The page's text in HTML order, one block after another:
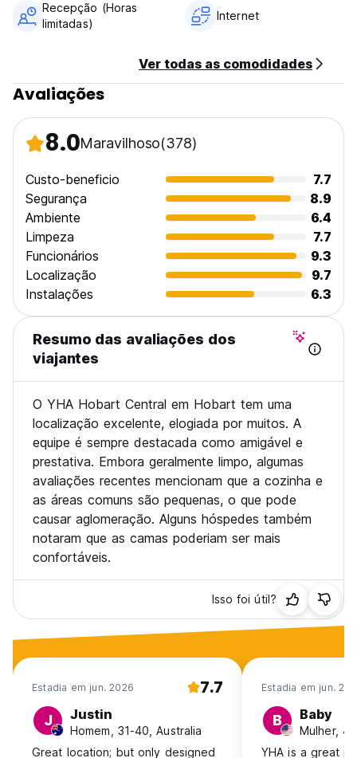
Recepção (Horas
limitadas)
Internet
Ver todas as comodidades
Avaliações
8.0Maravilhoso(378)
Custo-beneficio
7.7
Segurança
8.9
Ambiente
6.4
Limpeza
7.7
Funcionários
9.3
Localização
9.7
Instalações
6.3
Resumo das avaliações dos
viajantes
O YHA Hobart Central em Hobart tem uma
localização excelente, elogiada por muitos. A
equipe é sempre destacada como amigável e
prestativa. Embora geralmente limpo, algumas
avaliações recentes mencionam que a cozinha e
as áreas comuns são pequenas, o que pode
causar aglomeração. Alguns hóspedes também
notaram que as camas poderiam ser mais
confortáveis.
Isso foi útil?
Estadia em jun. 2026 7.7
J Justin
Homem, 31-40, Australia
Great location; but only designed
Estadia em jun.
B Baby
Mulher,
YHA is a great